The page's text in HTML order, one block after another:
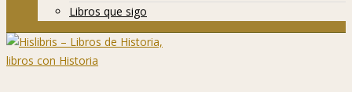
Libros que sigo